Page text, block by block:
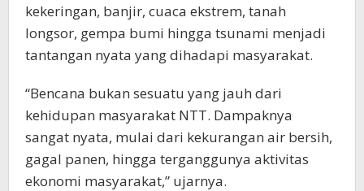
kekeringan, banjir, cuaca ekstrem, tanah
longsor, gempa bumi hingga tsunami menjadi
tantangan nyata yang dihadapi masyarakat.
“Bencana bukan sesuatu yang jauh dari
kehidupan masyarakat NTT. Dampaknya
sangat nyata, mulai dari kekurangan air bersih,
gagal panen, hingga terganggunya aktivitas
ekonomi masyarakat,” ujarnya.